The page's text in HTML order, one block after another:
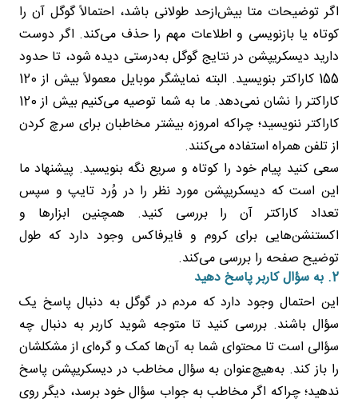
اگر توضیحات متا بیش‌ازحد طولانی باشد، احتمالاً گوگل آن را
کوتاه یا بازنویسی و اطلاعات مهم را حذف می‌کند. اگر دوست
دارید دیسکریپشن در نتایج گوگل به‌درستی دیده شود، تا حدود
155 کاراکتر بنویسید. البته نمایشگر موبایل معمولاً بیش از 120
کاراکتر را نشان نمی‌دهد. ما به شما توصیه می‌کنیم بیش از 120
کاراکتر ننویسید؛ چراکه امروزه بیشتر مخاطبان برای سرچ کردن
از تلفن همراه استفاده می‌کنند.
سعی کنید پیام خود را کوتاه و سریع نگه بنویسید. پیشنهاد ما
این است که دیسکریپشن مورد نظر را در وُرد تایپ و سپس
تعداد کاراکتر آن را بررسی کنید. همچنین ابزارها و
اکستنشن‌هایی برای کروم و فایرفاکس وجود دارد که طول
توضیح صفحه را بررسی می‌کند.
2. به سؤال کاربر پاسخ دهید
این احتمال وجود دارد که مردم در گوگل به دنبال پاسخ یک
سؤال باشند. بررسی کنید تا متوجه شوید کاربر به دنبال چه
سؤالی است تا محتوای شما به آن‌ها کمک و گره‌ای از مشکلشان
را باز کند. به‌هیچ‌عنوان به سؤال مخاطب در دیسکریپشن پاسخ
ندهید؛ چراکه اگر مخاطب به جواب سؤال خود برسد، دیگر روی